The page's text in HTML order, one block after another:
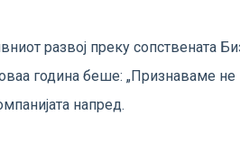
развој преку сопствената
година беше: „Признаваме не
напред.